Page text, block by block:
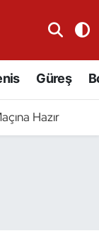
Güreş
Hazır